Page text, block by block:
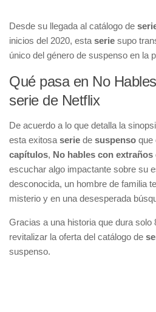
Desde su llegada al catálogo de
inicios del 2020, esta serie supo
único del género de suspenso en la
Qué pasa en No
serie de Netflix
De acuerdo a lo que detalla la
esta exitosa serie de suspenso que
capítulos, No hables con extraños
escuchar algo impactante sobre su
desconocida, un hombre de familia
misterio y en una desesperada
Gracias a una historia que dura solo
revitalizar la oferta del catálogo de
suspenso.